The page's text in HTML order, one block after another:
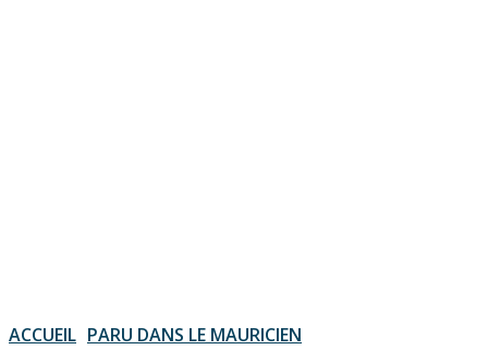
ACCUEIL PARU DANS LE MAURICIEN